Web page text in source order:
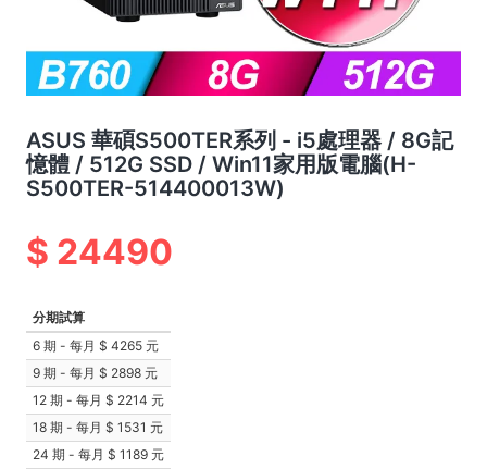
ASUS 華碩S500TER系列 - i5處理器 / 8G記
憶體 / 512G SSD / Win11家用版電腦(H-
S500TER-514400013W)
分期試算
6 期 - 每月
4265 元
9 期 - 每月
2898 元
12 期 - 每月
2214 元
18 期 - 每月
1531 元
24 期 - 每月
1189 元
24490